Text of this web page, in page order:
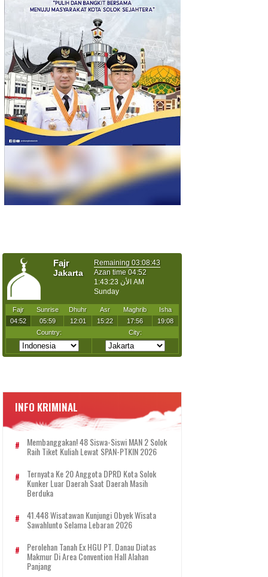
INFO KRIMINAL
Membanggakan! 48 Siswa-Siswi MAN 2 Solok
Raih Tiket Kuliah Lewat SPAN-PTKIN 2026
Ternyata Ke 20 Anggota DPRD Kota Solok
Kunker Luar Daerah Saat Daerah Masih
Berduka
41.448 Wisatawan Kunjungi Obyek Wisata
Sawahlunto Selama Lebaran 2026
Perolehan Tanah Ex HGU PT. Danau Diatas
Makmur Di Area Convention Hall Alahan
Panjang